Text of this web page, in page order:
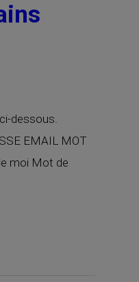
dessous.
EMAIL MOT
moi Mot de